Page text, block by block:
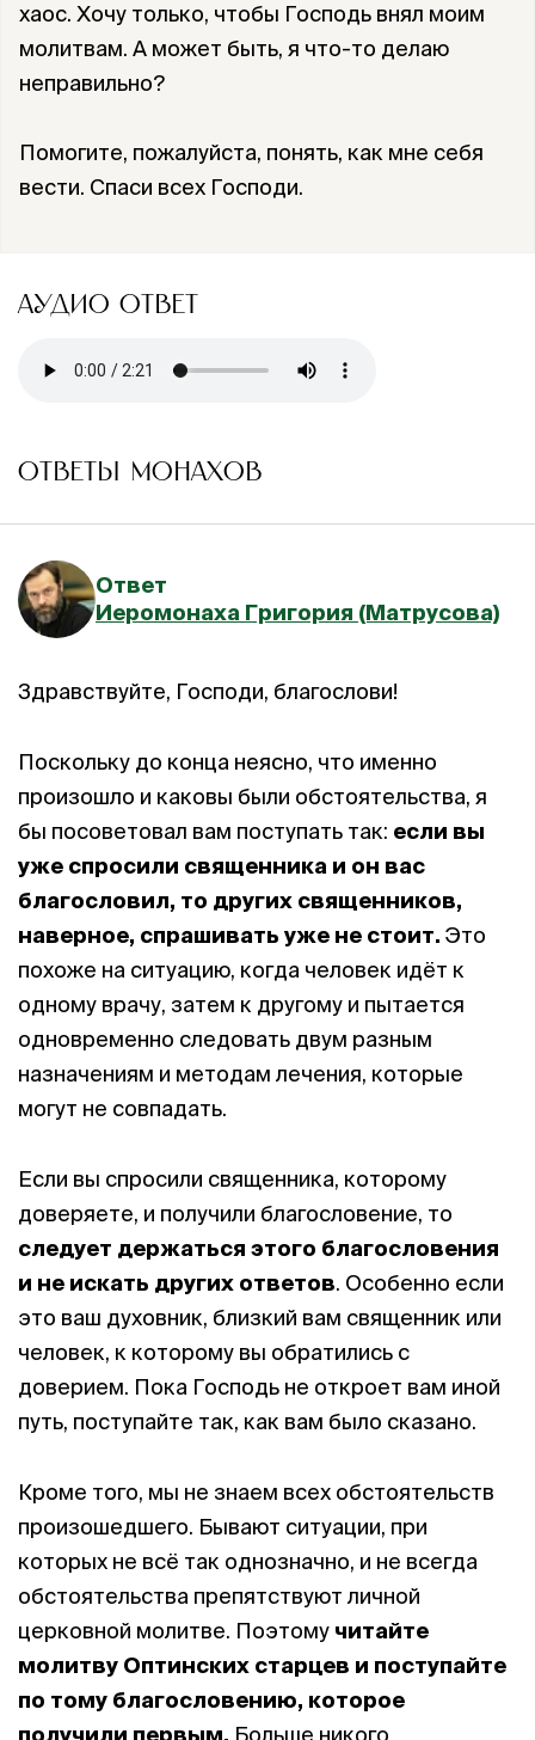
хаос. Хочу только, чтобы Господь внял моим
молитвам. А может быть, я что-то делаю
неправильно?
Помогите, пожалуйста, понять, как мне себя
вести. Спаси всех Господи.
АУДИО ОТВЕТ
ОТВЕТЫ МОНАХОВ
Ответ
Иеромонаха Григория (Матрусова)
Здравствуйте, Господи, благослови!
Поскольку до конца неясно, что именно
произошло и каковы были обстоятельства, я
бы посоветовал вам поступать так: если вы
уже спросили священника и он вас
благословил, то других священников,
наверное, спрашивать уже не стоит. Это
похоже на ситуацию, когда человек идёт к
одному врачу, затем к другому и пытается
одновременно следовать двум разным
назначениям и методам лечения, которые
могут не совпадать.
Если вы спросили священника, которому
доверяете, и получили благословение, то
следует держаться этого благословения
и не искать других ответов. Особенно если
это ваш духовник, близкий вам священник или
человек, к которому вы обратились с
доверием. Пока Господь не откроет вам иной
путь, поступайте так, как вам было сказано.
Кроме того, мы не знаем всех обстоятельств
произошедшего. Бывают ситуации, при
которых не всё так однозначно, и не всегда
обстоятельства препятствуют личной
церковной молитве. Поэтому читайте
молитву Оптинских старцев и поступайте
по тому благословению, которое
получили первым. Больше никого